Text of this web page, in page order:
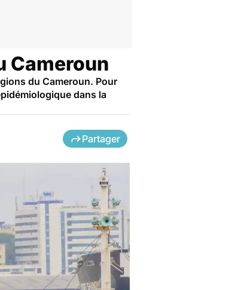
Cameroun
du Cameroun. Pour
dans la
Partager